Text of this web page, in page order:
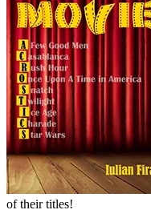
of their titles!